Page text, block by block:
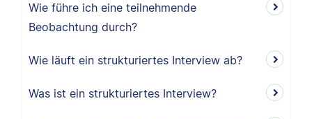
Wie führe ich eine teilnehmende
Beobachtung durch?
Wie läuft ein strukturiertes Interview ab?
Was ist ein strukturiertes Interview?